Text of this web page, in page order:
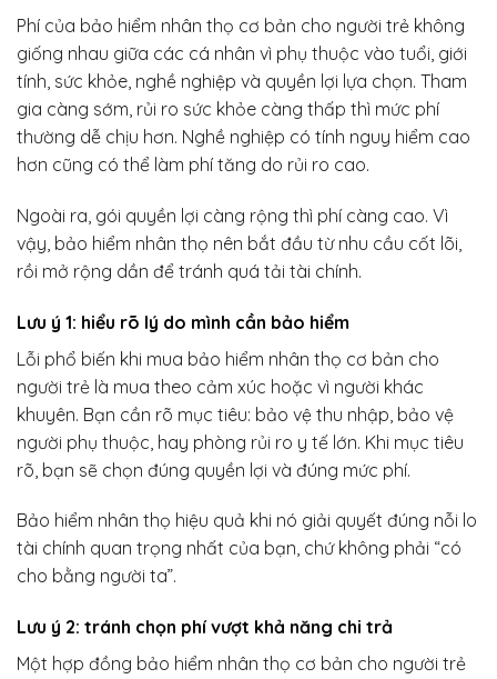
Phí của bảo hiểm nhân thọ cơ bản cho người trẻ không
giống nhau giữa các cá nhân vì phụ thuộc vào tuổi, giới
tính, sức khỏe, nghề nghiệp và quyền lợi lựa chọn. Tham
gia càng sớm, rủi ro sức khỏe càng thấp thì mức phí
thường dễ chịu hơn. Nghề nghiệp có tính nguy hiểm cao
hơn cũng có thể làm phí tăng do rủi ro cao.
Ngoài ra, gói quyền lợi càng rộng thì phí càng cao. Vì
vậy, bảo hiểm nhân thọ nên bắt đầu từ nhu cầu cốt lõi,
rồi mở rộng dần để tránh quá tải tài chính.
Lưu ý 1: hiểu rõ lý do mình cần bảo hiểm
Lỗi phổ biến khi mua bảo hiểm nhân thọ cơ bản cho
người trẻ là mua theo cảm xúc hoặc vì người khác
khuyên. Bạn cần rõ mục tiêu: bảo vệ thu nhập, bảo vệ
người phụ thuộc, hay phòng rủi ro y tế lớn. Khi mục tiêu
rõ, bạn sẽ chọn đúng quyền lợi và đúng mức phí.
Bảo hiểm nhân thọ hiệu quả khi nó giải quyết đúng nỗi lo
tài chính quan trọng nhất của bạn, chứ không phải “có
cho bằng người ta”.
Lưu ý 2: tránh chọn phí vượt khả năng chi trả
Một hợp đồng bảo hiểm nhân thọ cơ bản cho người trẻ